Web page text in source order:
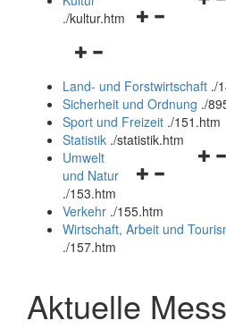
Navigationsmenü
./kultur.htm
Navigationsmenü
und
schließen
Land- und Forstwirtschaft ./
Sicherheit und Ordnung ./
Sport und Freizeit ./151.htm
Statistik ./statistik.htm
Navigationsmenü
und
schließen
Umwelt
und Natur
./153.htm
Verkehr ./155.htm
Wirtschaft, Arbeit und
./157.htm
Aktuelle